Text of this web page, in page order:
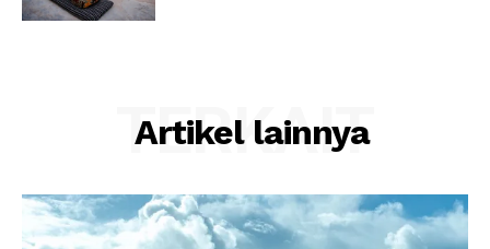
Artikel lainnya
TERKAIT